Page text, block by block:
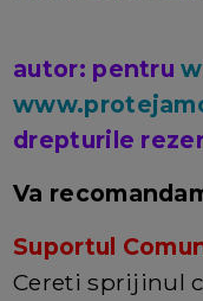
autor: pentru
drepturile
Va
Suportul
Cereti sprijinul